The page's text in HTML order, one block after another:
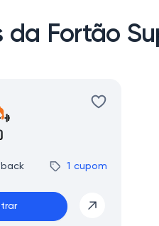
da Fortão
1 cupom